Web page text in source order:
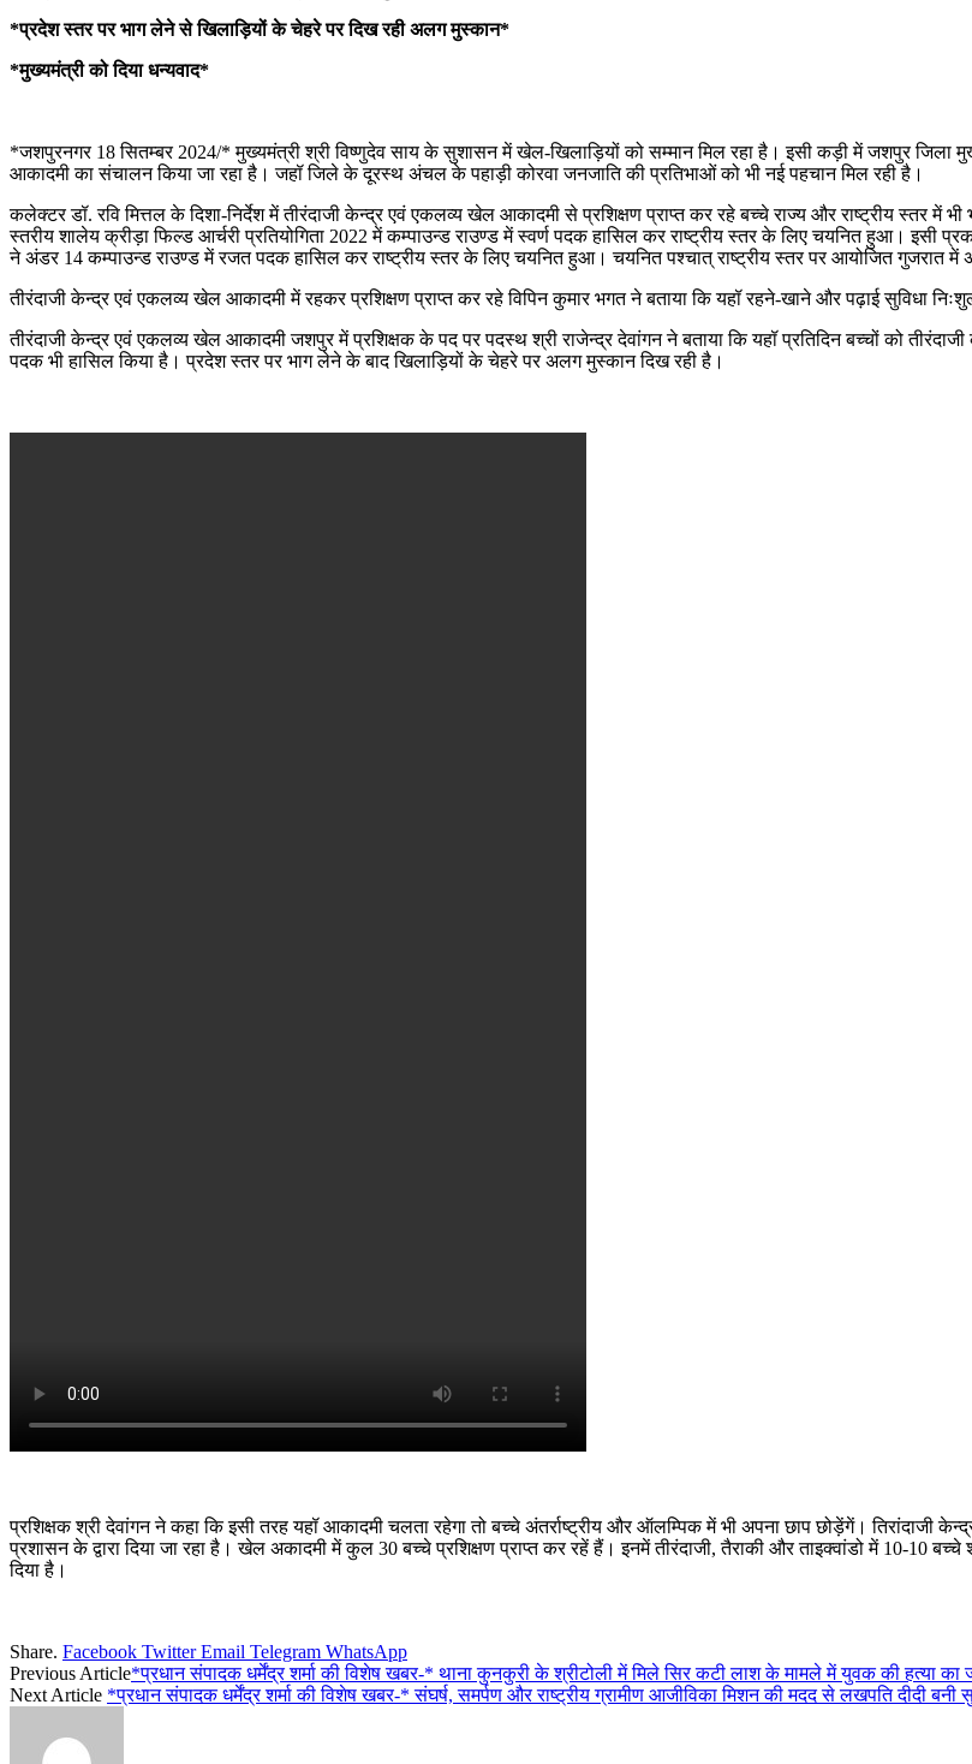
*प्रदेश स्तर पर भाग लेने से खिलाड़ियों के चेहरे पर दिख रही अलग मुस्कान*
*मुख्यमंत्री को दिया धन्यवाद*
*जशपुरनगर 18 सितम्बर 2024/* मुख्यमंत्री श्री विष्णुदेव साय के सुशासन में खेल-खिलाड़ियों को सम्मान मिल रहा है। इसी कड़ी में जशपुर
आकादमी का संचालन किया जा रहा है। जहॉ जिले के दूरस्थ अंचल के पहाड़ी कोरवा जनजाति की प्रतिभाओं को भी नई पहचान मिल रही है।
कलेक्टर डॉ. रवि मित्तल के दिशा-निर्देश में तीरंदाजी केन्द्र एवं एकलव्य खेल आकादमी से प्रशिक्षण प्राप्त कर रहे बच्चे राज्य और राष्ट्रीय स्तर में
स्तरीय शालेय क्रीड़ा फिल्ड आर्चरी प्रतियोगिता 2022 में कम्पाउन्ड राउण्ड में स्वर्ण पदक हासिल कर राष्ट्रीय स्तर के लिए चयनित हुआ। इसी
ने अंडर 14 कम्पाउन्ड राउण्ड में रजत पदक हासिल कर राष्ट्रीय स्तर के लिए चयनित हुआ। चयनित पश्चात् राष्ट्रीय स्तर पर आयोजित गुजरात में
तीरंदाजी केन्द्र एवं एकलव्य खेल आकादमी में रहकर प्रशिक्षण प्राप्त कर रहे विपिन कुमार भगत ने बताया कि यहॉ रहने-खाने और पढ़ाई सुविधा
तीरंदाजी केन्द्र एवं एकलव्य खेल आकादमी जशपुर में प्रशिक्षक के पद पर पदस्थ श्री राजेन्द्र देवांगन ने बताया कि यहॉ प्रतिदिन बच्चों को
पदक भी हासिल किया है। प्रदेश स्तर पर भाग लेने के बाद खिलाड़ियों के चेहरे पर अलग मुस्कान दिख रही है।
प्रशिक्षक श्री देवांगन ने कहा कि इसी तरह यहॉ आकादमी चलता रहेगा तो बच्चे अंतर्राष्ट्रीय और ऑलम्पिक में भी अपना छाप छोड़ेंगें।
प्रशासन के द्वारा दिया जा रहा है। खेल अकादमी में कुल 30 बच्चे प्रशिक्षण प्राप्त कर रहें हैं। इनमें तीरंदाजी, तैराकी और ताइक्वांडो में 10-10
दिया है।
Share. Facebook Twitter Email Telegram WhatsApp
Previous Article*प्रधान संपादक धर्मेंद्र शर्मा की विशेष खबर-* थाना कुनकुरी के श्रीटोली में मिले सिर कटी लाश के मामले में युवक की हत्या का
Next Article *प्रधान संपादक धर्मेंद्र शर्मा की विशेष खबर-* संघर्ष, समर्पण और राष्ट्रीय ग्रामीण आजीविका मिशन की मदद से लखपति दीदी बनी